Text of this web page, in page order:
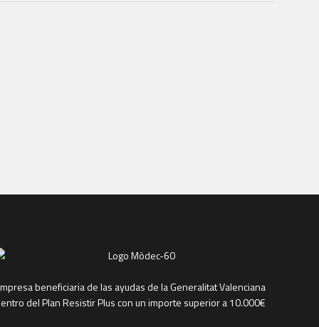
beneficiaria de las ayudas de la Generalitat Valenciana
del Plan Resistir Plus con un importe superior a 10.000€